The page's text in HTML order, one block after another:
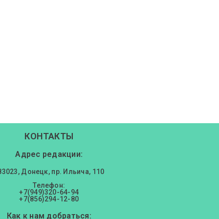
КОНТАКТЫ
Адрес редакции:
Донецк, пр. Ильича, 110
Телефон:
+7(949)320-64-94
+7(856)294-12-80
Как к нам добраться: